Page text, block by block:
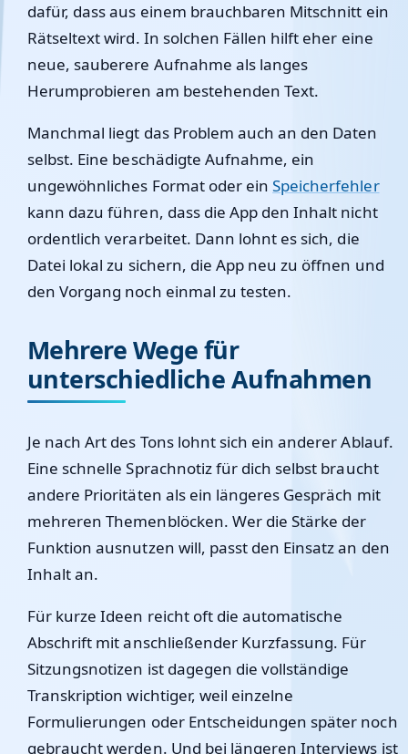
dafür, dass aus einem brauchbaren Mitschnitt ein
Rätseltext wird. In solchen Fällen hilft eher eine
neue, sauberere Aufnahme als langes
Herumprobieren am bestehenden Text.
Manchmal liegt das Problem auch an den Daten
selbst. Eine beschädigte Aufnahme, ein
ungewöhnliches Format oder einSpeicherfehler
kann dazu führen, dass die App den Inhalt nicht
ordentlich verarbeitet. Dann lohnt es sich, die
Datei lokal zu sichern, die App neu zu öffnen und
den Vorgang noch einmal zu testen.
Mehrere Wege für
unterschiedliche Aufnahmen
Je nach Art des Tons lohnt sich ein anderer Ablauf.
Eine schnelle Sprachnotiz für dich selbst braucht
andere Prioritäten als ein längeres Gespräch mit
mehreren Themenblöcken. Wer die Stärke der
Funktion ausnutzen will, passt den Einsatz an den
Inhalt an.
Für kurze Ideen reicht oft die automatische
Abschrift mit anschließender Kurzfassung. Für
Sitzungsnotizen ist dagegen die vollständige
Transkription wichtiger, weil einzelne
Formulierungen oder Entscheidungen später noch
gebraucht werden. Und bei längeren Interviews ist